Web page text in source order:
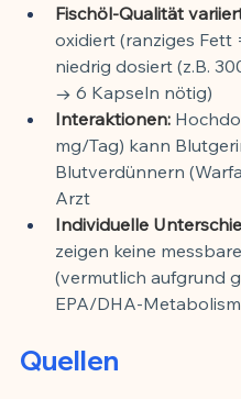
Fischöl-Qualität
oxidiert (ranziges
niedrig dosiert (z.B.
→ 6 Kapseln nötig)
Interaktionen:
mg/Tag) kann
Blutverdünnern
Arzt
Individuelle
zeigen keine
(vermutlich aufgrund
EPA/DHA-
Quellen